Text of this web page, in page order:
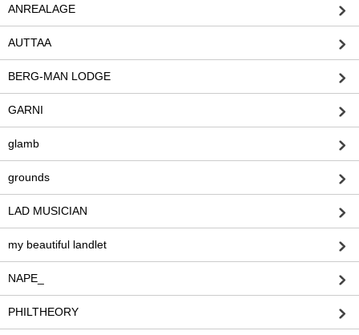
ANREALAGE
AUTTAA
BERG-MAN LODGE
GARNI
glamb
grounds
LAD MUSICIAN
my beautiful landlet
NAPE_
PHILTHEORY